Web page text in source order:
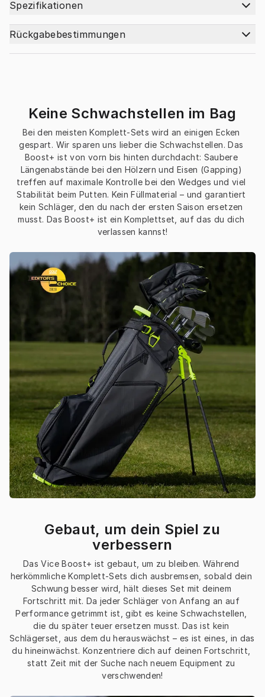
Spezifikationen
Rückgabebestimmungen
Keine Schwachstellen im Bag
Bei den meisten Komplett-Sets wird an einigen Ecken
gespart. Wir sparen uns lieber die Schwachstellen. Das
Boost+ ist von vorn bis hinten durchdacht: Saubere
Längenabstände bei den Hölzern und Eisen (Gapping)
treffen auf maximale Kontrolle bei den Wedges und viel
Stabilität beim Putten. Kein Füllmaterial – und garantiert
kein Schläger, den du nach der ersten Saison ersetzen
musst. Das Boost+ ist ein Komplettset, auf das du dich
verlassen kannst!
Gebaut, um dein Spiel zu
verbessern
Das Vice Boost+ ist gebaut, um zu bleiben. Während
herkömmliche Komplett-Sets dich ausbremsen, sobald dein
Schwung besser wird, hält dieses Set mit deinem
Fortschritt mit. Da jeder Schläger von Anfang an auf
Performance getrimmt ist, gibt es keine Schwachstellen,
die du später teuer ersetzen musst. Das ist kein
Schlägerset, aus dem du herauswächst – es ist eines, in das
du hineinwächst. Konzentriere dich auf deinen Fortschritt,
statt Zeit mit der Suche nach neuem Equipment zu
verschwenden!